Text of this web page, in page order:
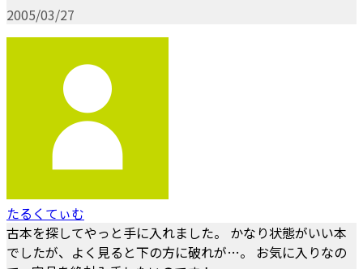
2005/03/27
たるくてぃむ
古本を探してやっと手に入れました。 かなり状態がいい本
でしたが、よく見ると下の方に破れが…。 お気に入りなの